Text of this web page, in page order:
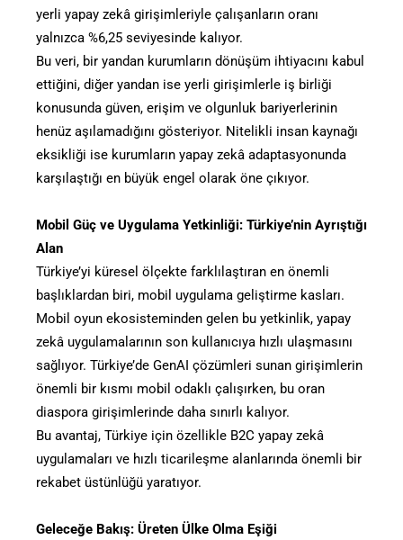
yerli yapay zekâ girişimleriyle çalışanların oranı
yalnızca %6,25 seviyesinde kalıyor.
Bu veri, bir yandan kurumların dönüşüm ihtiyacını kabul
ettiğini, diğer yandan ise yerli girişimlerle iş birliği
konusunda güven, erişim ve olgunluk bariyerlerinin
henüz aşılamadığını gösteriyor. Nitelikli insan kaynağı
eksikliği ise kurumların yapay zekâ adaptasyonunda
karşılaştığı en büyük engel olarak öne çıkıyor.
Mobil Güç ve Uygulama Yetkinliği: Türkiye’nin Ayrıştığı
Alan
Türkiye’yi küresel ölçekte farklılaştıran en önemli
başlıklardan biri, mobil uygulama geliştirme kasları.
Mobil oyun ekosisteminden gelen bu yetkinlik, yapay
zekâ uygulamalarının son kullanıcıya hızlı ulaşmasını
sağlıyor. Türkiye’de GenAI çözümleri sunan girişimlerin
önemli bir kısmı mobil odaklı çalışırken, bu oran
diaspora girişimlerinde daha sınırlı kalıyor.
Bu avantaj, Türkiye için özellikle B2C yapay zekâ
uygulamaları ve hızlı ticarileşme alanlarında önemli bir
rekabet üstünlüğü yaratıyor.
Geleceğe Bakış: Üreten Ülke Olma Eşiği